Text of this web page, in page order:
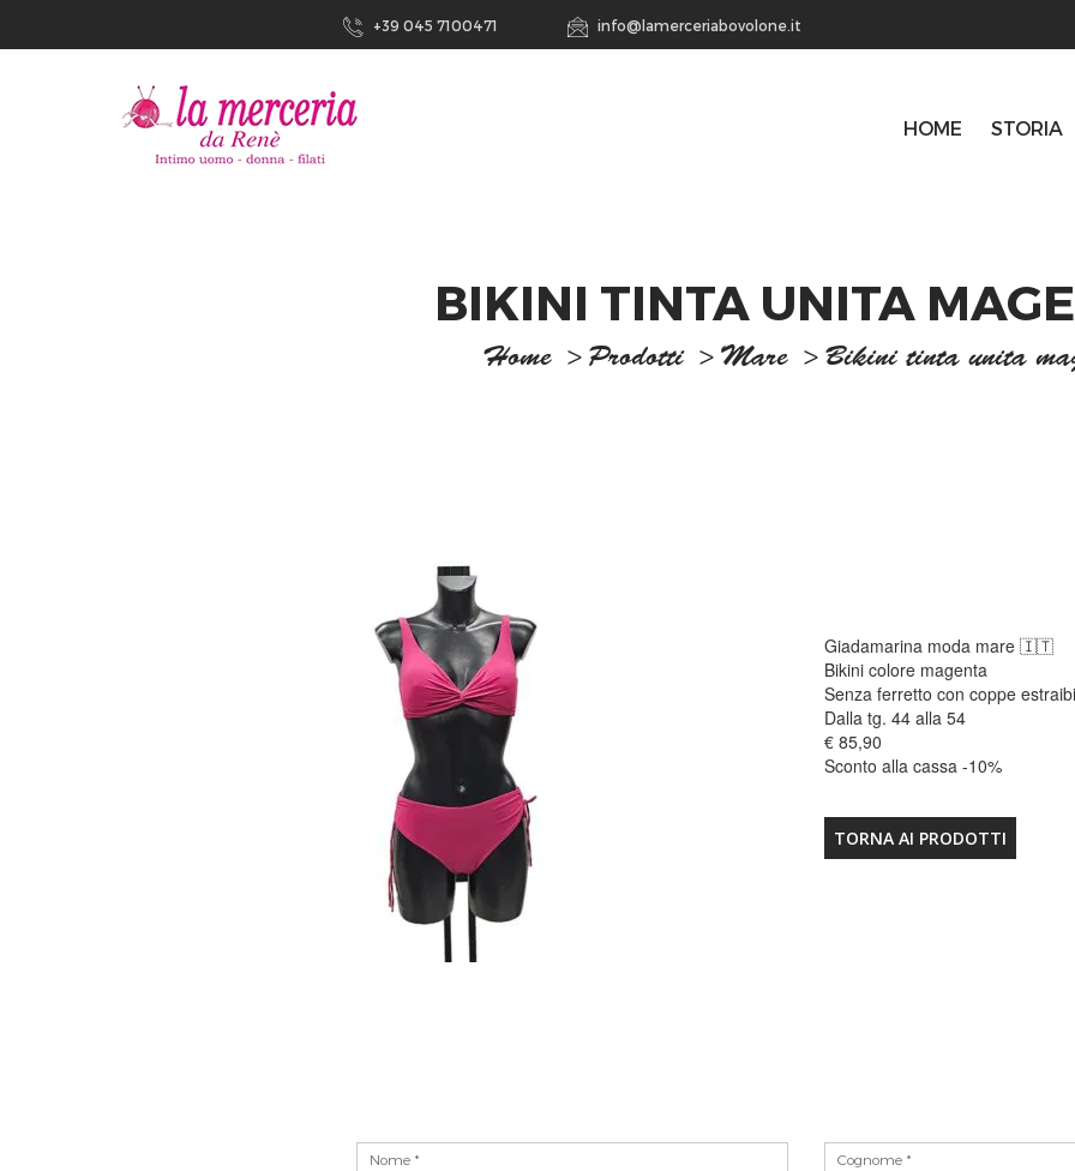
+39 045 7100471 info@lamerceriabovolone.it
HOME STORIA
BIKINI TINTA UNITA
Home > Prodotti > Mare > Bikini tinta unita
Giadamarina moda mare 🇮🇹
Bikini colore magenta
Senza ferretto con coppe
Dalla tg. 44 alla 54
€ 85,90
Sconto alla cassa -10%
TORNA AI PRODOTTI